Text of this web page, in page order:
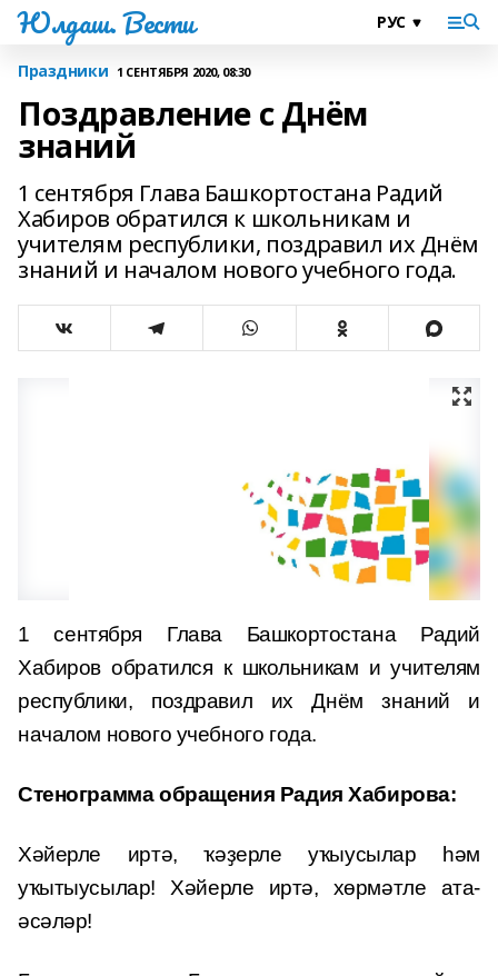
Юлдаш. Вести
Праздники 1 СЕНТЯБРЯ 2020, 08:30
Поздравление с Днём
знаний
1 сентября Глава Башкортостана Радий
Хабиров обратился к школьникам и
учителям республики, поздравил их Днём
знаний и началом нового учебного года.
1 сентября Глава Башкортостана Радий
Хабиров обратился к школьникам и учителям
республики, поздравил их Днём знаний и
началом нового учебного года.
Стенограмма обращения Радия Хабирова:
Хәйерле иртә, ҡәҙерле уҡыусылар һәм
уҡытыусылар! Хәйерле иртә, хөрмәтле ата-
әсәләр!